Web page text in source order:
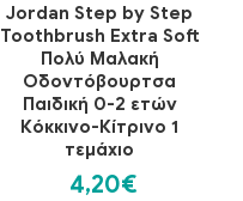
Jordan Step by Step
Toothbrush Extra Soft
Πολύ Μαλακή
Οδοντόβουρτσα
Παιδική 0-2 ετών
Κόκκινο-Κίτρινο 1
τεμάχιο
4,20€